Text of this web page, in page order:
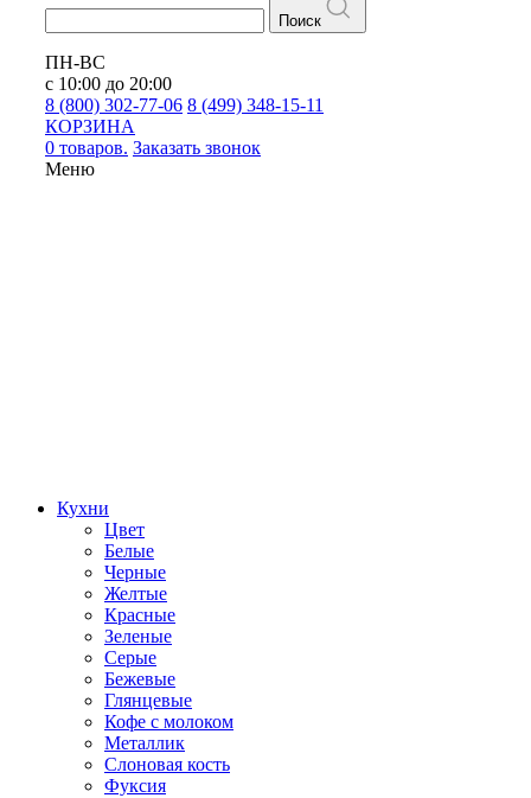
Поиск
ПН-ВС
с 10:00 до 20:00
8 (800) 302-77-06 8 (499) 348-15-11
КОРЗИНА
0 товаров. Заказать звонок
Меню
Кухни
Цвет
Белые
Черные
Желтые
Красные
Зеленые
Серые
Бежевые
Глянцевые
Кофе с молоком
Металлик
Слоновая кость
Фуксия